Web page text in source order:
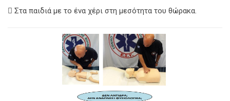
 Στα παιδιά με το ένα χέρι στη μεσότητα του θώρακα.